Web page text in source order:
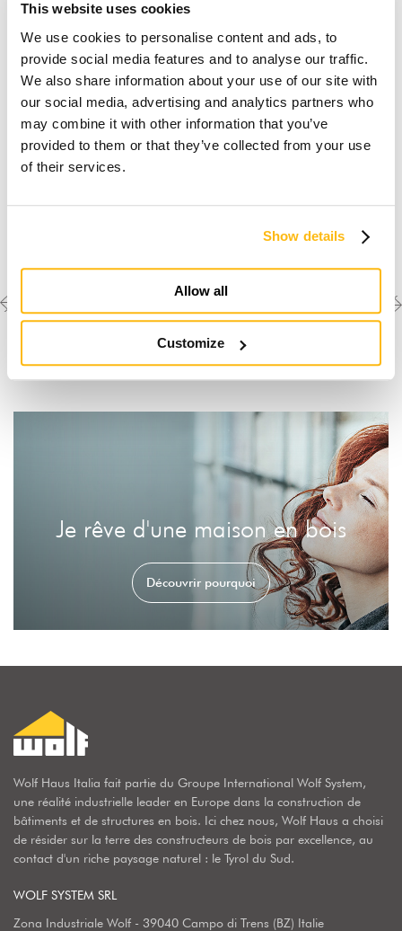
This website uses cookies
We use cookies to personalise content and ads, to
provide social media features and to analyse our traffic.
We also share information about your use of our site with
our social media, advertising and analytics partners who
may combine it with other information that you’ve
provided to them or that they’ve collected from your use
of their services.
Show details
Allow all
Customize
project
Découvrez les autres
créations
project
Je rêve d'une maison en bois
Découvrir pourquoi
Wolf Haus Italia fait partie du Groupe International Wolf System,
une réalité industrielle leader en Europe dans la construction de
bâtiments et de structures en bois. Ici chez nous, Wolf Haus a choisi
de résider sur la terre des constructeurs de bois par excellence, au
contact d'un riche paysage naturel : le Tyrol du Sud.
WOLF SYSTEM SRL
Zona Industriale Wolf - 39040 Campo di Trens (BZ) Italie